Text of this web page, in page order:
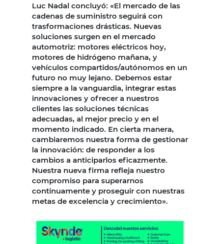
Luc Nadal concluyó: «El mercado de las
cadenas de suministro seguirá con
trasformaciones drásticas. Nuevas
soluciones surgen en el mercado
automotriz: motores eléctricos hoy,
motores de hidrógeno mañana, y
vehículos compartidos/autónomos en un
futuro no muy lejano. Debemos estar
siempre a la vanguardia, integrar estas
innovaciones y ofrecer a nuestros
clientes las soluciones técnicas
adecuadas, al mejor precio y en el
momento indicado. En cierta manera,
cambiaremos nuestra forma de gestionar
la innovación: de responder a los
cambios a anticiparlos eficazmente.
Nuestra nueva firma refleja nuestro
compromiso para superarnos
continuamente y proseguir con nuestras
metas de excelencia y crecimiento».